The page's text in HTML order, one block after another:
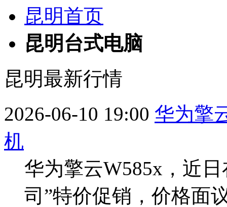
昆明首页
昆明台式电脑
昆明最新行情
2026-06-10 19:00 华为擎
机
华为擎云W585x，近
司”特价促销，价格面